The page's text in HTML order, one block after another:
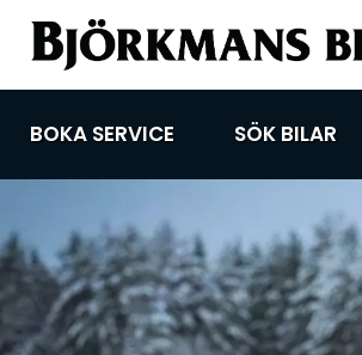
BOKA SERVICE SÖK BILAR